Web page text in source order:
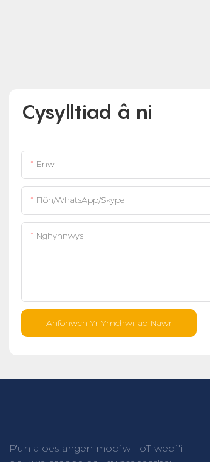
Cysylltiad â ni
Enw
Ffôn/WhatsApp/Skype
Nghynnwys
Anfonwch Yr Ymchwiliad Nawr
P'un a oes angen modiwl IoT wedi'i